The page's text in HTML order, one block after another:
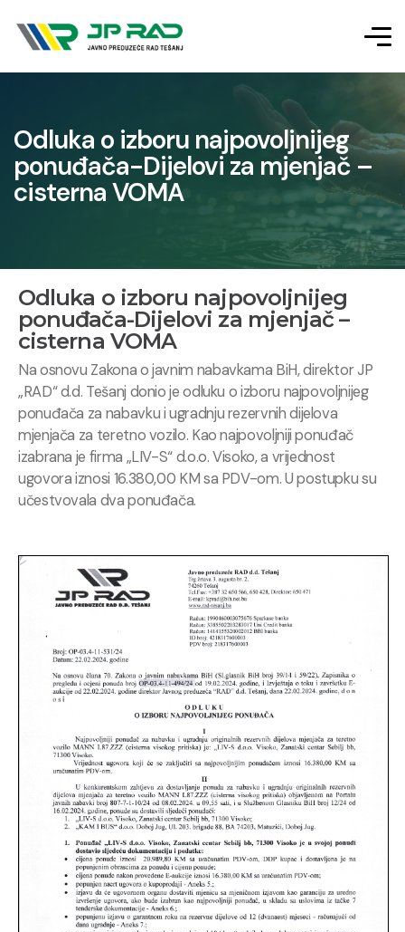
Odluka o izboru najpovoljnijeg
ponuđača-Dijelovi za mjenjač –
cisterna VOMA
Odluka o izboru najpovoljnijeg
ponuđača-Dijelovi za mjenjač –
cisterna VOMA
Na osnovu Zakona o javnim nabavkama BiH, direktor JP
„RAD“ d.d. Tešanj donio je odluku o izboru najpovoljnijeg
ponuđača za nabavku i ugradnju rezervnih dijelova
mjenjača za teretno vozilo. Kao najpovoljniji ponuđač
izabrana je firma „LIV-S“ d.o.o. Visoko, a vrijednost
ugovora iznosi 16.380,00 KM sa PDV-om. U postupku su
učestvovala dva ponuđača.